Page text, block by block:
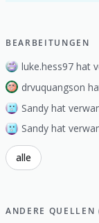
BEARBEITUNGEN
luke.hess97 hat
drvuquangson
Sandy hat
Sandy hat
alle
ANDERE